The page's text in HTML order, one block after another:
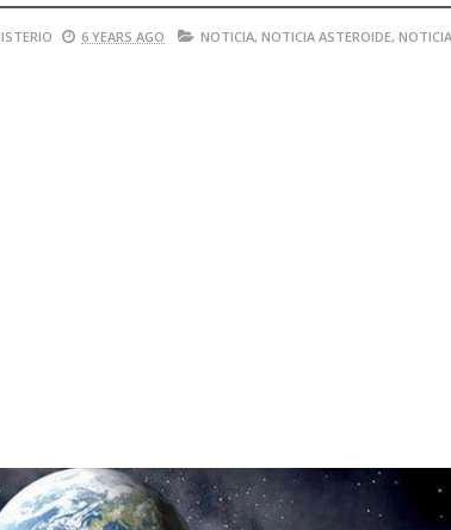
6 YEARS AGO NOTICIA, NOTICIA ASTEROIDE,